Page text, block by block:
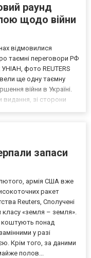
раунд
щодо війни
відмовилися
таємні переговори РФ
фото REUTERS
ще одну таємну
війни в Україні.
зі сторони
запаси
лютого, армія США вже
ракет
Reuters, Сполучені
класу «земля – земля».
коштують понад
у разі
Крім того, за даними
полов...